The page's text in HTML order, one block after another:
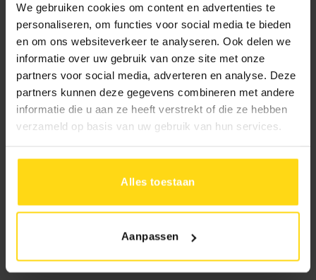
We gebruiken cookies om content en advertenties te
personaliseren, om functies voor social media te bieden
en om ons websiteverkeer te analyseren. Ook delen we
informatie over uw gebruik van onze site met onze
partners voor social media, adverteren en analyse. Deze
partners kunnen deze gegevens combineren met andere
informatie die u aan ze heeft verstrekt of die ze hebben
verzameld op basis van uw gebruik van hun services.
Alles toestaan
Aanpassen
Uw prijs: 1595.-
10% aanbetalen
Rest bij levering
In 1 keer betalen
Levertijd:
Toevoegen aan winkelwagen